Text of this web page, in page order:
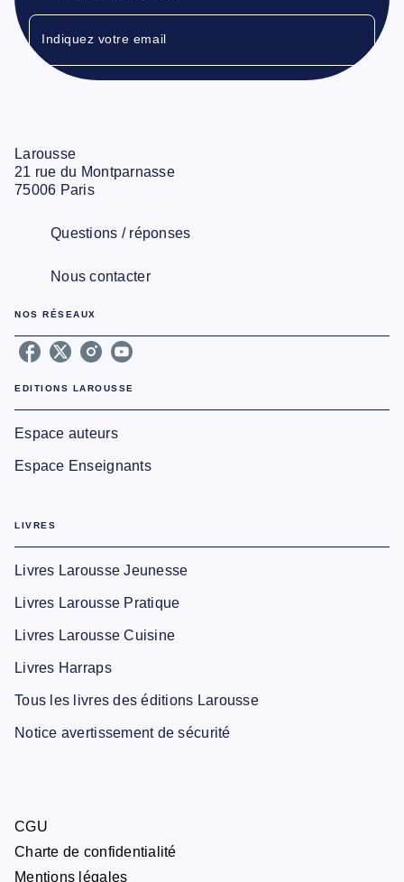
Indiquez votre email
Larousse
21 rue du Montparnasse
75006 Paris
Questions / réponses
Nous contacter
NOS RÉSEAUX
EDITIONS LAROUSSE
Espace auteurs
Espace Enseignants
LIVRES
Livres Larousse Jeunesse
Livres Larousse Pratique
Livres Larousse Cuisine
Livres Harraps
Tous les livres des éditions Larousse
Notice avertissement de sécurité
CGU
Charte de confidentialité
Mentions légales